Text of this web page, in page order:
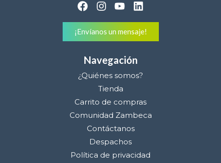
¡Envíanos un mensaje!
Navegación
¿Quiénes somos?
Tienda
Carrito de compras
Comunidad Zambeca
Contáctanos
Despachos
Política de privacidad